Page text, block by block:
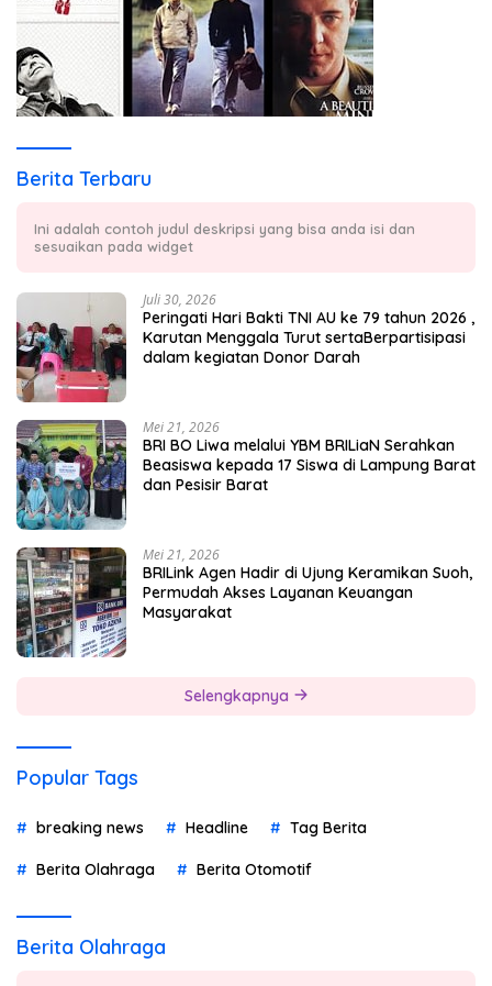
Berita Terbaru
Ini adalah contoh judul deskripsi yang bisa anda isi dan
sesuaikan pada widget
Juli 30, 2026
Peringati Hari Bakti TNI AU ke 79 tahun 2026 ,
Karutan Menggala Turut sertaBerpartisipasi
dalam kegiatan Donor Darah
Mei 21, 2026
BRI BO Liwa melalui YBM BRILiaN Serahkan
Beasiswa kepada 17 Siswa di Lampung Barat
dan Pesisir Barat
Mei 21, 2026
BRILink Agen Hadir di Ujung Keramikan Suoh,
Permudah Akses Layanan Keuangan
Masyarakat
Selengkapnya
Popular Tags
breaking news Headline Tag Berita
Berita Olahraga Berita Otomotif
Berita Olahraga